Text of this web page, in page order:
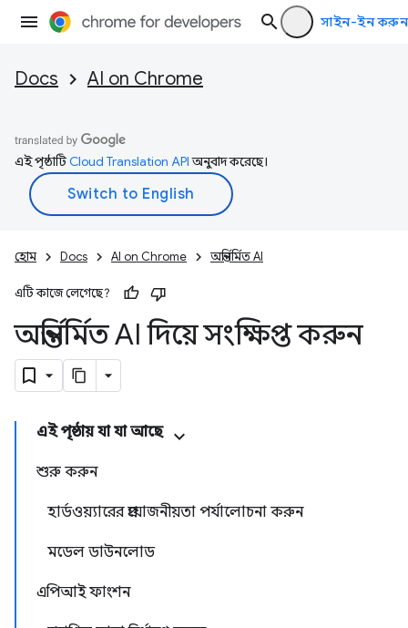
সাইন-ইন করুন
Docs AI on Chrome
এই পৃষ্ঠাটিCloud Translation APIঅনুবাদ করেছে।
হোম Docs AI on Chrome অন্তর্নির্মিত AI
এটি কাজে লেগেছে?
অন্তর্নির্মিত AI দিয়ে সংক্ষিপ্ত করুন
এই পৃষ্ঠায় যা যা আছে
শুরু করুন
হার্ডওয়্যারের প্রয়োজনীয়তা পর্যালোচনা করুন
মডেল ডাউনলোড
এপিআই ফাংশন